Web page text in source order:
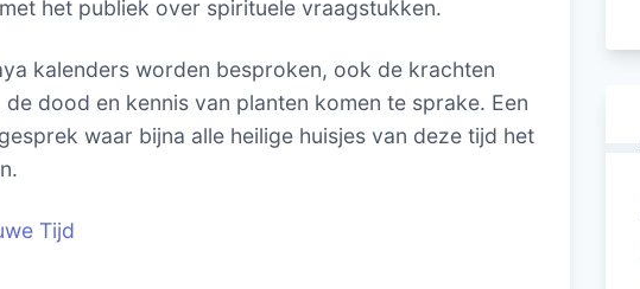
het publiek over spirituele vraagstukken.
kalenders worden besproken, ook de krachten
dood en kennis van planten komen te sprake. Een
waar bijna alle heilige huisjes van deze tijd het
Tijd